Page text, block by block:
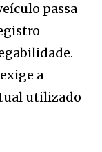
passa
exige a
utilizado